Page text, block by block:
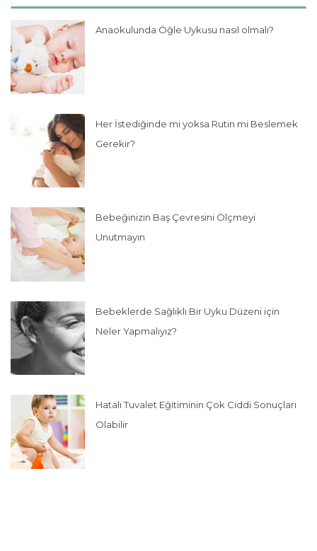
Anaokulunda Öğle Uykusu nasıl olmalı?
Her İstediğinde mi yoksa Rutin mi Beslemek
Gerekir?
Bebeğinizin Baş Çevresini Ölçmeyi
Unutmayın
Bebeklerde Sağlıklı Bir Uyku Düzeni için
Neler Yapmalıyız?
Hatalı Tuvalet Eğitiminin Çok Ciddi Sonuçları
Olabilir